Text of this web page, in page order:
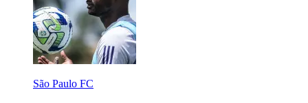
São Paulo FC